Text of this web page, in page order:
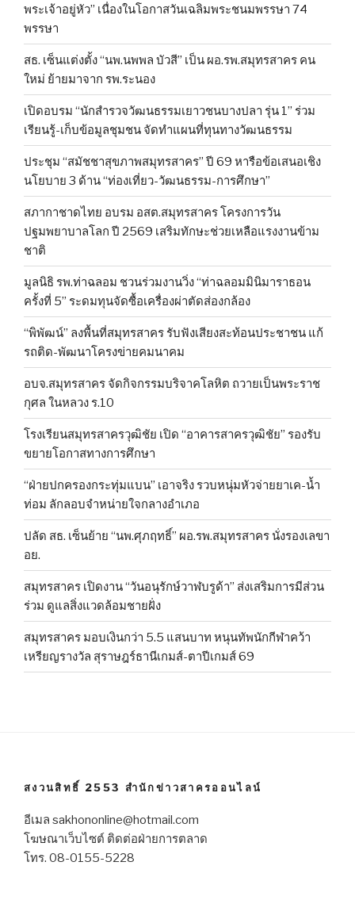
พระเจ้าอยู่หัว” เนื่องในโอกาสวันเฉลิมพระชนมพรรษา 74
พรรษา
สธ. เซ็นแต่งตั้ง “นพ.นพพล บัวสี” เป็น ผอ.รพ.สมุทรสาคร คน
ใหม่ ย้ายมาจาก รพ.ระนอง
เปิดอบรม “นักสำรวจวัฒนธรรมเยาวชนบางปลา รุ่น 1” ร่วม
เรียนรู้-เก็บข้อมูลชุมชน จัดทำแผนที่ทุนทางวัฒนธรรม
ประชุม “สมัชชาสุขภาพสมุทรสาคร” ปี 69 หารือข้อเสนอเชิง
นโยบาย 3 ด้าน “ท่องเที่ยว-วัฒนธรรม-การศึกษา”
สภากาชาดไทย อบรม อสต.สมุทรสาคร โครงการวัน
ปฐมพยาบาลโลก ปี 2569 เสริมทักษะช่วยเหลือแรงงานข้าม
ชาติ
มูลนิธิ รพ.ท่าฉลอม ชวนร่วมงานวิ่ง “ท่าฉลอมมินิมาราธอน
ครั้งที่ 5” ระดมทุนจัดซื้อเครื่องผ่าตัดส่องกล้อง
“พิพัฒน์” ลงพื้นที่สมุทรสาคร รับฟังเสียงสะท้อนประชาชน แก้
รถติด-พัฒนาโครงข่ายคมนาคม
อบจ.สมุทรสาคร จัดกิจกรรมบริจาคโลหิต ถวายเป็นพระราช
กุศล ในหลวง ร.10
โรงเรียนสมุทรสาครวุฒิชัย เปิด “อาคารสาครวุฒิชัย” รองรับ
ขยายโอกาสทางการศึกษา
“ฝ่ายปกครองกระทุ่มแบน” เอาจริง รวบหนุ่มหัวจ่ายยาเค-น้ำ
ท่อม ลักลอบจำหน่ายใจกลางอำเภอ
ปลัด สธ. เซ็นย้าย “นพ.ศุภฤทธิ์” ผอ.รพ.สมุทรสาคร นั่งรองเลขา
อย.
สมุทรสาคร เปิดงาน “วันอนุรักษ์วาฬบรูด้า” ส่งเสริมการมีส่วน
ร่วม ดูแลสิ่งแวดล้อมชายฝั่ง
สมุทรสาคร มอบเงินกว่า 5.5 แสนบาท หนุนทัพนักกีฬาคว้า
เหรียญรางวัล สุราษฎร์ธานีเกมส์-ตาปีเกมส์ 69
สงวนสิทธิ์ 2553 สำนักข่าวสาครออนไลน์
อีเมล sakhononline@hotmail.com
โฆษณาเว็บไซต์ ติดต่อฝ่ายการตลาด
โทร. 08-0155-5228